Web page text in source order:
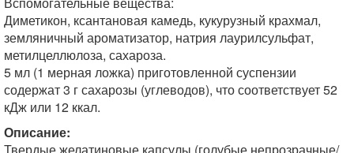
Диметикон, ксантановая камедь, кукурузный крахмал,
земляничный ароматизатор, натрия лаурилсульфат,
метилцеллюлоза, сахароза.
5 мл (1 мерная ложка) приготовленной суспензии
содержат 3 г сахарозы (углеводов), что соответствует 52
кДж или 12 ккал.
Описание: